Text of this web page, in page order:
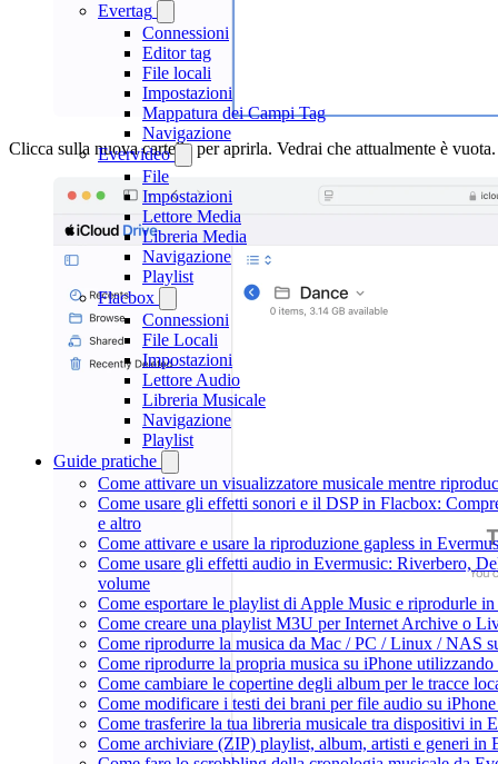
Evertag
Connessioni
Editor tag
File locali
Impostazioni
Mappatura dei Campi Tag
Navigazione
Evervideo
File
Impostazioni
Lettore Media
Libreria Media
Navigazione
Playlist
Flacbox
Connessioni
File Locali
Impostazioni
Lettore Audio
Libreria Musicale
Navigazione
Playlist
Guide pratiche
Come attivare un visualizzatore musicale mentre
Come usare gli effetti sonori e il DSP in Flacbox:
e altro
Come attivare e usare la riproduzione gapless in
Come usare gli effetti audio in Evermusic: Riverbero,
volume
Come esportare le playlist di Apple Music e riprodurle
Come creare una playlist M3U per Internet Archive o
Come riprodurre la musica da Mac / PC / Linux / NAS
Come riprodurre la propria musica su iPhone utilizzando
Come cambiare le copertine degli album per le tracce
Come modificare i testi dei brani per file audio su
Come trasferire la tua libreria musicale tra dispositivi in
Come archiviare (ZIP) playlist, album, artisti e generi
Clicca sulla nuova cartella per aprirla. Vedrai che attualmente è vuota.